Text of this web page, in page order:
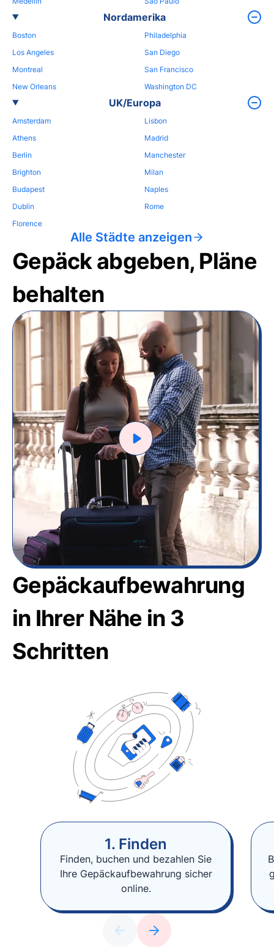
Nordamerika
Boston
Los Angeles
Montreal
New Orleans
Philadelphia
San Diego
San Francisco
Washington DC
UK/Europa
Amsterdam
Athens
Berlin
Brighton
Budapest
Dublin
Florence
Lisbon
Madrid
Manchester
Milan
Naples
Rome
Alle Städte anzeigen
Gepäck abgeben, Pläne
behalten
Gepäckaufbewahrung
in Ihrer Nähe in 3
Schritten
1. Finden
Finden, buchen und bezahlen Sie
Ihre Gepäckaufbewahrung sicher
online.